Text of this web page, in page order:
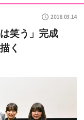
2018.03.14
笑う」完成
く